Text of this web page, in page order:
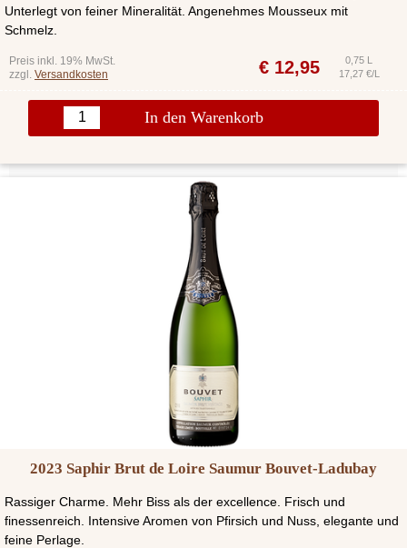
Unterlegt von feiner Mineralität. Angenehmes Mousseux mit
Schmelz.
Preis inkl. 19% MwSt.
zzgl. Versandkosten € 12,95
0,75 L
17,27 €/L
In den Warenkorb
2023 Saphir Brut de Loire Saumur Bouvet-Ladubay
Rassiger Charme. Mehr Biss als der excellence. Frisch und
finessenreich. Intensive Aromen von Pfirsich und Nuss, elegante und
feine Perlage.